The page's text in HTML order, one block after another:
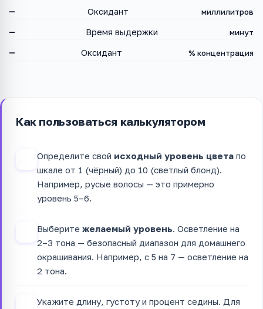
— Оксидант миллилитров
— Время выдержки минут
— Оксидант % концентрация
Как пользоваться калькулятором
Определите свой исходный уровень цвета по
шкале от 1 (чёрный) до 10 (светлый блонд).
Например, русые волосы — это примерно
уровень 5–6.
Выберите желаемый уровень. Осветление на
2–3 тона — безопасный диапазон для домашнего
окрашивания. Например, с 5 на 7 — осветление на
2 тона.
Укажите длину, густоту и процент седины. Для